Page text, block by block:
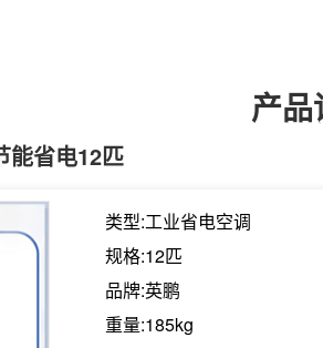
产
能省电12匹
类型:工业省电空调
规格:12匹
品牌:英鹏
重量:185kg